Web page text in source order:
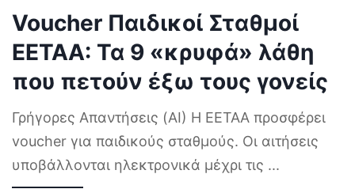
Voucher Παιδικοί Σταθμοί
ΕΕΤΑΑ: Τα 9 «κρυφά» λάθη
που πετούν έξω τους γονείς
Γρήγορες Απαντήσεις (AI) Η ΕΕΤΑΑ προσφέρει
voucher για παιδικούς σταθμούς. Οι αιτήσεις
υποβάλλονται ηλεκτρονικά μέχρι τις ...